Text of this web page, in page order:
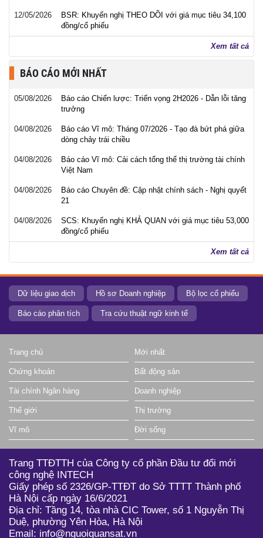
12/05/2026
BSR: Khuyến nghị THEO DÕI với giá mục tiêu 34,100
đồng/cổ phiếu
Xem tất cả
BÁO CÁO MỚI NHẤT
05/08/2026
Báo cáo Chiến lược: Triển vọng 2H2026 - Dẫn lỗi tăng
trưởng
04/08/2026
Báo cáo Vĩ mô: Tháng 07/2026 - Tạo đà bứt phá giữa
dòng chảy trái chiều
04/08/2026
Báo cáo Vĩ mô: Cải cách tổng thể thị trường tài chính
Việt Nam
04/08/2026
Báo cáo Chuyên đề: Cập nhật chính sách - Nghị quyết
21
04/08/2026
SCS: Khuyến nghị KHẢ QUAN với giá mục tiêu 53,000
đồng/cổ phiếu
Xem tất cả
Dữ liệu giao dịch Hồ sơ Doanh nghiệp Bộ lọc cổ phiếu
Báo cáo phân tích Tra cứu thuật ngữ kinh tế
Trang chủ Mới nhất
Chứng khoán Bất động sản
Tài chính Ngân hàng Doanh nghiệp
Thế giới Thị trường
Vĩ mô Đời sống
Trang TTĐTTH của Công ty cổ phần Đầu tư đổi mới
công nghệ INTECH
Giấy phép số 2326/GP-TTĐT do Sở TTTT Thành phố
Hà Nội cấp ngày 16/6/2021
Địa chỉ: Tầng 14, tòa nhà CIC Tower, số 1 Nguyễn Thị
Duệ, phường Yên Hòa, Hà Nội
Email: info@nguoiquansat.vn